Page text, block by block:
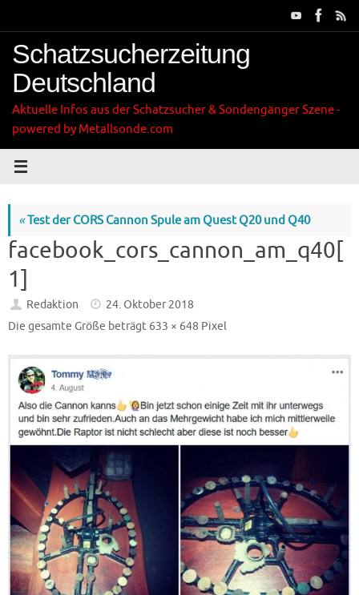
Inhalt
springen
Schatzsucherzeitung
Deutschland
Aktuelle Infos aus der Schatzsucher & Sondengänger Szene -
powered by Metallsonde.com
«Test der CORS Cannon Spule am Quest Q20 und Q40
facebook_cors_cannon_am_q40[
1]
Redaktion
24. Oktober 2018
Die gesamte Größe beträgt 633 × 648 Pixel